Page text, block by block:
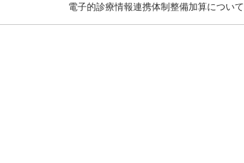
電子的診療情報連携体制整備加算について